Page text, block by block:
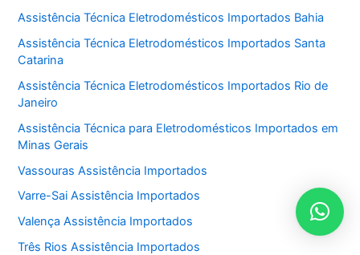
Assistência Técnica Eletrodomésticos Importados Bahia
Assistência Técnica Eletrodomésticos Importados Santa
Catarina
Assistência Técnica Eletrodomésticos Importados Rio de
Janeiro
Assistência Técnica para Eletrodomésticos Importados em
Minas Gerais
Vassouras Assistência Importados
Varre-Sai Assistência Importados
Valença Assistência Importados
Três Rios Assistência Importados